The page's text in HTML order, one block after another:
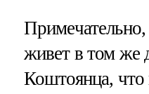
живет в том же
Коштоянца, что